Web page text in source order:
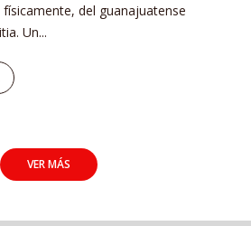
del guanajuatense
Un...
VER MÁS